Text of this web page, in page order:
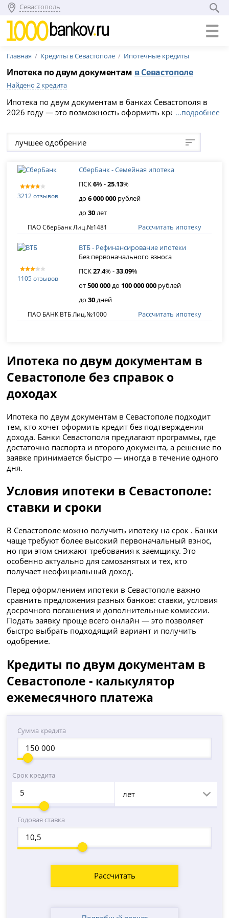
Севастополь
Главная Кредиты в Севастополе Ипотечные кредиты
Ипотека по двум документам в Севастополе
Найдено 2 кредита
Ипотека по двум документам в банках Севастополя в
2026 году — это возможность оформить кредит без
подходящую программу и подайте онлайн-заявку на
официальном сайте банка.
...подробнее
лучшее одобрение
3212 отзывов
СберБанк - Семейная ипотека
ПСК6% -25.13%
до6 000 000 рублей
до30лет
ПАО СберБанк Лиц.№1481 Рассчитать ипотеку
1105 отзывов
ВТБ - Рефинансирование ипотеки
Без первоначального взноса
ПСК27.4% -33.09%
от500 000до 100 000 000 рублей
до30дней
ПАО БАНК ВТБ Лиц.№1000 Рассчитать ипотеку
Ипотека по двум документам в
Севастополе без справок о
доходах
Ипотека по двум документам в Севастополе подходит
тем, кто хочет оформить кредит без подтверждения
дохода. Банки Севастополя предлагают программы, где
достаточно паспорта и второго документа, а решение по
заявке принимается быстро — иногда в течение одного
дня.
Условия ипотеки в Севастополе:
ставки и сроки
В Севастополе можно получить ипотеку на срок . Банки
чаще требуют более высокий первоначальный взнос,
но при этом снижают требования к заемщику. Это
особенно актуально для самозанятых и тех, кто
получает неофициальный доход.
Перед оформлением ипотеки в Севастополе важно
сравнить предложения разных банков: ставки, условия
досрочного погашения и дополнительные комиссии.
Подать заявку проще всего онлайн — это позволяет
быстро выбрать подходящий вариант и получить
одобрение.
Кредиты по двум документам в
Севастополе - калькулятор
ежемесячного платежа
Сумма кредита
Срок кредита
лет
Годовая ставка
Рассчитать